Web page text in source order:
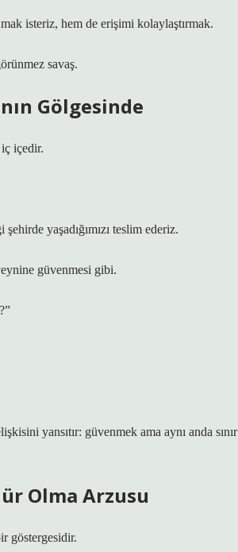
isteriz, hem de erişimi kolaylaştırmak.
savaş.
Gölgesinde
iç içedir.
yaşadığımızı teslim ederiz.
güvenmesi gibi.
yansıtır: güvenmek ama aynı anda sınır
Olma Arzusu
göstergesidir.